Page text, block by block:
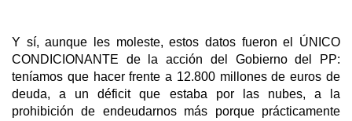
Y sí, aunque les moleste, estos datos fueron el ÚNICO
CONDICIONANTE de la acción del Gobierno del PP:
teníamos que hacer frente a 12.800 millones de euros de
deuda, a un déficit que estaba por las nubes, a la
prohibición de endeudarnos más porque prácticamente